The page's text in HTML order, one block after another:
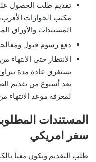
تقديم طلب الحصول
مكتب الجوازات
المستندات والأوراق
دفع رسوم قبول
الانتظار حتى الانتهاء
يستغرق عادة مدة
بعد أسبوع من تقديم
لمعرفة موعد الانتهاء
المستندات
سفر امريكي
طلب التقديم ويكون معبأ